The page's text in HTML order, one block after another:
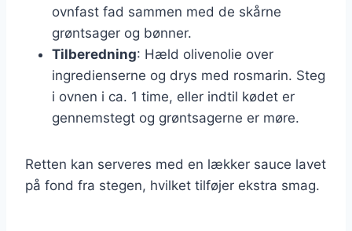
ovnfast fad sammen med de skårne
grøntsager og bønner.
Tilberedning: Hæld olivenolie over
ingredienserne og drys med rosmarin. Steg
i ovnen i ca. 1 time, eller indtil kødet er
gennemstegt og grøntsagerne er møre.
Retten kan serveres med en lækker sauce lavet
på fond fra stegen, hvilket tilføjer ekstra smag.